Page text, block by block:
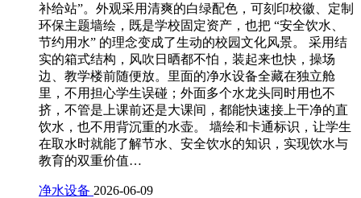
补给站”。外观采用清爽的白绿配色，可刻印校徽、定制
环保主题墙绘，既是学校固定资产，也把 “安全饮水、
节约用水” 的理念变成了生动的校园文化风景。 采用结
实的箱式结构，风吹日晒都不怕，装起来也快，操场
边、教学楼前随便放。里面的净水设备全藏在独立舱
里，不用担心学生误碰；外面多个水龙头同时用也不
挤，不管是上课前还是大课间，都能快速接上干净的直
饮水，也不用背沉重的水壶。 墙绘和卡通标识，让学生
在取水时就能了解节水、安全饮水的知识，实现饮水与
教育的双重价值…
净水设备 2026-06-09